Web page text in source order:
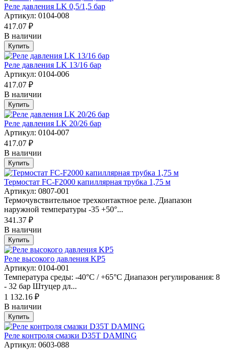
Реле давления LK 0,5/1,5 бар
Артикул: 0104-008
417.07 ₽
В наличии
Купить
Реле давления LK 13/16 бар
Артикул: 0104-006
417.07 ₽
В наличии
Купить
Реле давления LK 20/26 бар
Артикул: 0104-007
417.07 ₽
В наличии
Купить
Термостат FC-F2000 капиллярная трубка 1,75 м
Артикул: 0807-001
Термочувствительное трехконтактное реле. Диапазон
наружной температуры -35 +50°...
341.37 ₽
В наличии
Купить
Реле высокого давления KP5
Артикул: 0104-001
Температура среды: -40°C / +65°C Диапазон регулирования: 8
- 32 бар Штуцер дл...
1 132.16 ₽
В наличии
Купить
Реле контроля смазки D35T DAMING
Артикул: 0603-088